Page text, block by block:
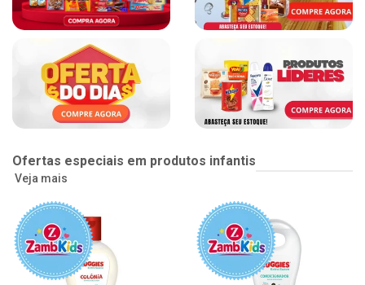
Ofertas especiais em produtos infantis
Veja mais